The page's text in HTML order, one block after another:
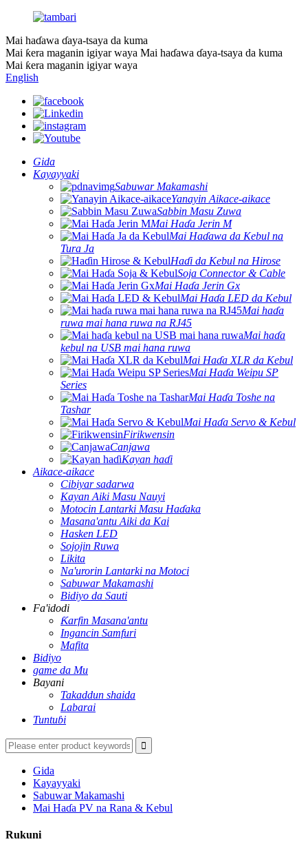
Mai haɗawa ɗaya-tsaya da kuma
Mai ƙera maganin igiyar waya Mai haɗawa ɗaya-tsaya da kuma
Mai ƙera maganin igiyar waya
English
Gida
Kayayyaki
Sabuwar Makamashi
Yanayin Aikace-aikace
Sabbin Masu Zuwa
Mai Haɗa Jerin M
Mai Haɗawa da Kebul na
Tura Ja
Haɗi da Kebul na Hirose
Soja Connector & Cable
Mai Haɗa Jerin Gx
Mai Haɗa LED da Kebul
Mai haɗa
ruwa mai hana ruwa na RJ45
Mai haɗa
kebul na USB mai hana ruwa
Mai Haɗa XLR da Kebul
Mai Haɗa Weipu SP
Series
Mai Haɗa Toshe na
Tashar
Mai Haɗa Servo & Kebul
Firikwensin
Canjawa
Kayan haɗi
Aikace-aikace
Cibiyar sadarwa
Kayan Aiki Masu Nauyi
Motocin Lantarki Masu Haɗaka
Masana'antu Aiki da Kai
Hasken LED
Sojojin Ruwa
Likita
Na'urorin Lantarki na Motoci
Sabuwar Makamashi
Bidiyo da Sauti
Fa'idodi
Ƙarfin Masana'antu
Ingancin Samfuri
Mafita
Bidiyo
game da Mu
Bayani
Takaddun shaida
Labarai
Tuntuɓi
Gida
Kayayyaki
Sabuwar Makamashi
Mai Haɗa PV na Rana & Kebul
Rukuni